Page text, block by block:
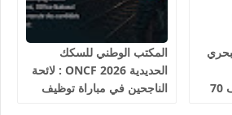
والغابات : مباراة توظيف 70
المكتب الوطني للسكك
الحديدية 2026 ONCF : لائحة
الناجحين في مباراة توظيف